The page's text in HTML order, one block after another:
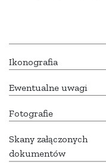
Ikonografia
Ewentualne uwagi
Fotografie
Skany załączonych
dokumentów